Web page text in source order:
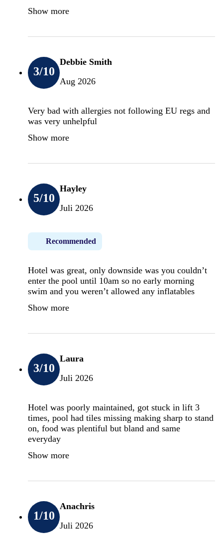
Show more
3/10
Debbie Smith
Aug 2026
Very bad with allergies not following EU regs and
was very unhelpful
Show more
5/10
Hayley
Juli 2026
Recommended
Hotel was great, only downside was you couldn’t
enter the pool until 10am so no early morning
swim and you weren’t allowed any inflatables
Show more
3/10
Laura
Juli 2026
Hotel was poorly maintained, got stuck in lift 3
times, pool had tiles missing making sharp to stand
on, food was plentiful but bland and same
everyday
Show more
1/10
Anachris
Juli 2026